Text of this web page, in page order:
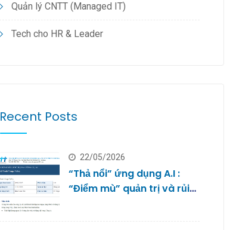
Quản lý CNTT (Managed IT)
Tech cho HR & Leader
Recent Posts
22/05/2026
“Thả nổi” ứng dụng A.I :
“Điểm mù” quản trị và rủi